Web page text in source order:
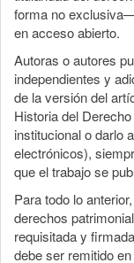
forma no
en acceso abierto.
Autoras o autores
independientes y
de la versión del
Historia del
institucional o darlo
electrónicos),
que el trabajo se
Para todo lo
derechos
requisitada y
debe ser remitido